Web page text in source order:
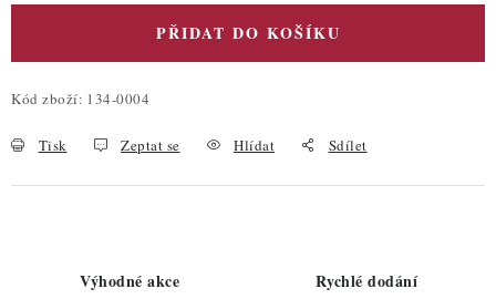
PŘIDAT DO KOŠÍKU
Kód zboží: 134-0004
Tisk Zeptat se Hlídat Sdílet
Výhodné akce Rychlé dodání